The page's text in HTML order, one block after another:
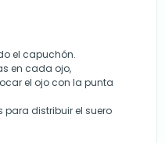
el capuchón.
en cada ojo,
el ojo con la punta
para distribuir el suero